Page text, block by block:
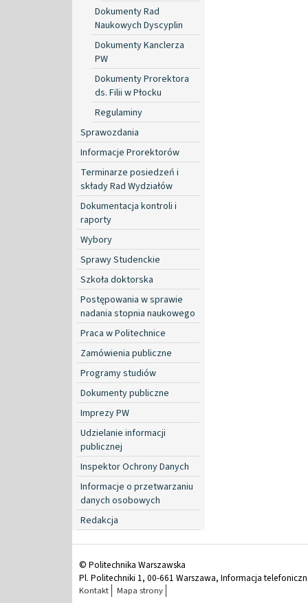
Dokumenty Rad
Naukowych Dyscyplin
Dokumenty Kanclerza
PW
Dokumenty Prorektora
ds. Filii w Płocku
Regulaminy
Sprawozdania
Informacje Prorektorów
Terminarze posiedzeń i
składy Rad Wydziałów
Dokumentacja kontroli i
raporty
Wybory
Sprawy Studenckie
Szkoła doktorska
Postępowania w sprawie
nadania stopnia naukowego
Praca w Politechnice
Zamówienia publiczne
Programy studiów
Dokumenty publiczne
Imprezy PW
Udzielanie informacji
publicznej
Inspektor Ochrony Danych
Informacje o przetwarzaniu
danych osobowych
Redakcja
© Politechnika Warszawska
Pl. Politechniki 1, 00-661 Warszawa, Informacja
Kontakt Mapa strony